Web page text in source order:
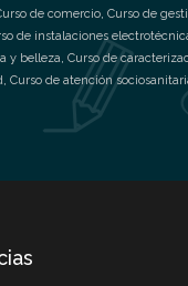
de comercio, Curso de
de instalaciones
y belleza, Curso de
, Curso de atención